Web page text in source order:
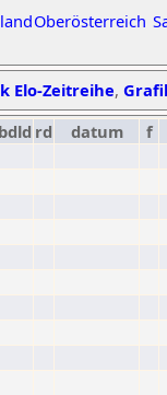
Oberösterreich
Elo-Zeitreihe,
bdld rd datum f